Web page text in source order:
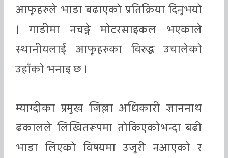
आफूहरुले भाडा बढाएको प्रतिक्रिया दिनुभयो
। गाडीमा नचढ्ने मोटरसाइकल भएकाले
स्थानीयलाई आफूहरुका विरुद्ध उचालेको
उहाँको भनाइ छ ।
म्याग्दीका प्रमुख जिल्ला अधिकारी ज्ञाननाथ
ढकालले लिखितरूपमा तोकिएकोभन्दा बढी
भाडा लिएको विषयमा उजुरी नआएको र